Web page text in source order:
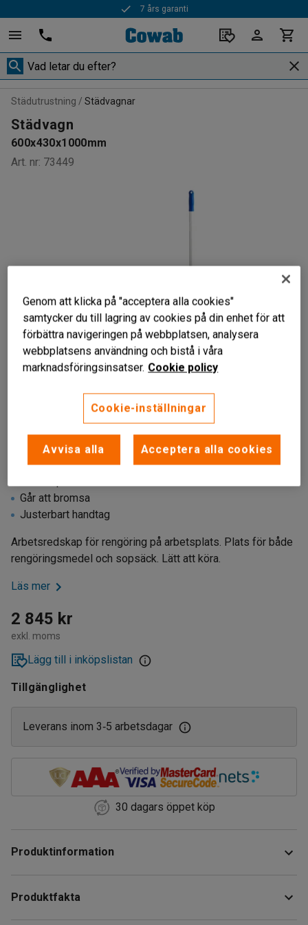
7 års garanti
Städutrustning Städvagnar
Städvagn
600x430x1000mm
Art. nr: 73449
Liknande produkter
Går att bromsa
Justerbart handtag
Arbetsredskap för rengöring på arbetsplats. Plats för både
rengöringsmedel och sopsäck. Lätt att köra.
Läs mer
2 845 kr
exkl. moms
Lägg till i inköpslistan
Tillgänglighet
Leverans inom 3‑5 arbetsdagar
30 dagars öppet köp
Produktinformation
ergonomiskt utformad med ett handtag som du kan justera i
Produktfakta
Genom att klicka på "acceptera alla cookies"
samtycker du till lagring av cookies på din enhet för att
förbättra navigeringen på webbplatsen, analysera
webbplatsens användning och bistå i våra
marknadsföringsinsatser. Cookie policy
Cookie-inställningar
Avvisa alla Acceptera alla cookies